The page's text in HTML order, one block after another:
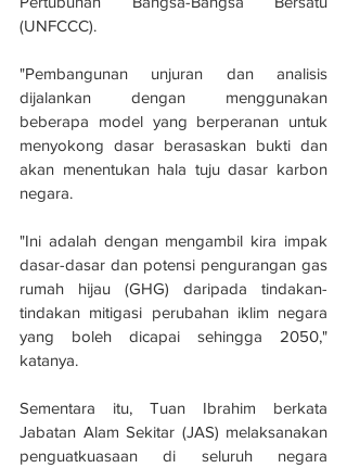
(UNFCCC).
"Pembangunan unjuran dan analisis
dijalankan dengan menggunakan
beberapa model yang berperanan untuk
menyokong dasar berasaskan bukti dan
akan menentukan hala tuju dasar karbon
negara.
"Ini adalah dengan mengambil kira impak
dasar-dasar dan potensi pengurangan gas
rumah hijau (GHG) daripada tindakan-
tindakan mitigasi perubahan iklim negara
yang boleh dicapai sehingga 2050,"
katanya.
Sementara itu, Tuan Ibrahim berkata
Jabatan Alam Sekitar (JAS) melaksanakan
penguatkuasaan di seluruh negara